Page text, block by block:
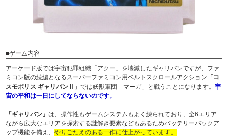
■ゲーム内容
アーケード版では宇宙犯罪組織「アクー」を壊滅したギャリバンですが、ファ
ミコン版の続編となるスーパーファミコン用ベルトスクロールアクション 「コ
スモポリス ギャリバンⅡ」では妖獣軍団「マーガ」と戦うことになります。宇
宙の平和は一日にしてならないのです。
「ギャリバン」は、操作性もゲームシステムもよく練られており、全6エリア
ながら広大なエリアを探索する謎解き要素などもあるためバッテリーバックア
ップ機能を備え、やりごたえのある一作に仕上がっています。